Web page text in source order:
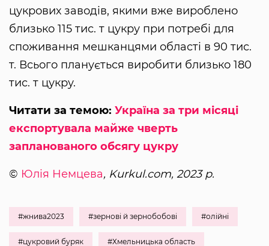
цукрових заводів, якими вже вироблено
близько 115 тис. т цукру при потребі для
споживання мешканцями області в 90 тис.
т. Всього планується виробити близько 180
тис. т цукру.
Читати за темою: Україна за три місяці
експортувала майже чверть
запланованого обсягу цукру
© Юлія Немцева, Kurkul.com, 2023 р.
#жнива2023 #зернові й зернобобові #олійні
#цукровий буряк #Хмельницька область